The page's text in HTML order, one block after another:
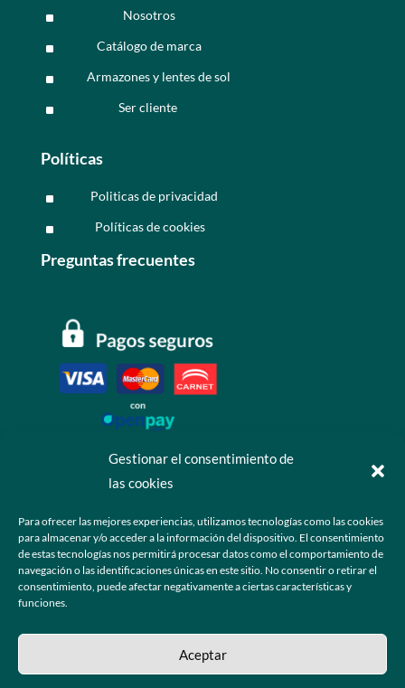
Gestionar el consentimiento de
las cookies
Para ofrecer las mejores experiencias, utilizamos tecnologías como las cookies
para almacenar y/o acceder a la información del dispositivo. El consentimiento
de estas tecnologías nos permitirá procesar datos como el comportamiento de
navegación o las identificaciones únicas en este sitio. No consentir o retirar el
consentimiento, puede afectar negativamente a ciertas características y
funciones.
Aceptar
^ Nosotros
^ Catálogo de marca
^ Armazones y lentes de sol
^ Ser cliente
Políticas
^ Politicas de privacidad
^ Políticas de cookies
Preguntas frecuentes
 +52 55 6173 7725 (Ventas)
 hola@grupo-omk.com
© 2025 Grupo OMK – Todos los derechos reservados